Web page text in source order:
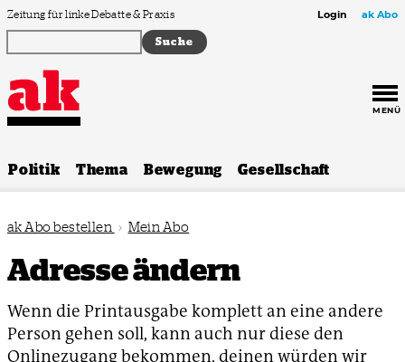
Zum Inhalt springen
Zeitung für linke Debatte & Praxis Login ak Abo
MENÜ
Politik Thema Bewegung Gesellschaft
ak Abo bestellen › Mein Abo
Adresse ändern
Wenn die Printausgabe komplett an eine andere
Person gehen soll, kann auch nur diese den
Onlinezugang bekommen, deinen würden wir